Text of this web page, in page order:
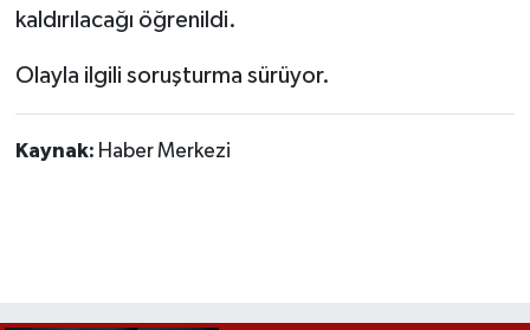
kaldırılacağı öğrenildi.
Olayla ilgili soruşturma sürüyor.
Kaynak: Haber Merkezi
Yaşam